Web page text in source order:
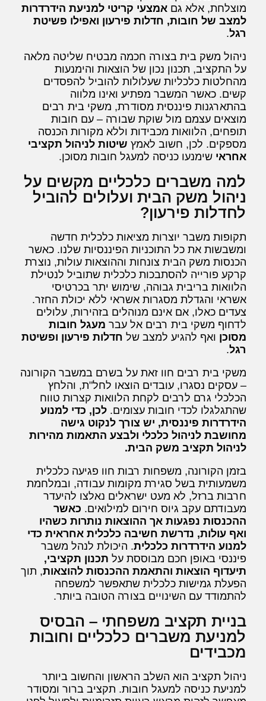
מוצלחת, אלא גם אמצעי קריטי למניעת הידרדרות
למצב של חובות, חדלות פירעון ואפילו פשיטת
רגל.
ניהול משק בית בצורה חכמה מבטיח שליטה מלאה
על התקציב, תכנון נכון של הוצאות והימנעות
מהחלטות כלכליות שעלולות להוביל להפסדים
קשים. כאשר המשבר מפתיע ואינו מלווה
בהתארגנות פיננסית מסודרת, משקי בית רבים
מוצאים עצמם מול שוקת שבורה – עם חובות
תופחים, הלוואות מכבידות וללא מקורות הכנסה
מספקים. לכן, חשוב לאמץ שיטות לניהול תקציבי
אחראי שימנעו כניסה למעגל חובות מסוכן.
למה משברים כלכליים מקשים על
ניהול משק הבית ועלולים להוביל
לחדלות פירעון?
תקופות משבר יוצרות מציאות כלכלית חדשה
ומשבשות את כל התוכניות הפיננסיות שלנו. כאשר
הכנסות משק הבית צונחות וההוצאות עולות, נוצרת
קרקע פורייה להסתבכות כלכלית שתוביל לנטילת
הלוואות בריבית גבוהה, שימוש יתר בכרטיסי
אשראי והגדלת מסגרות אשראי ללא יכולת החזר.
צעדים כאלו, אם אינם מנוהלים בזהירות, עלולים
לדחוף משקי בית רבים אל עבר מעגל חובות
מסוכן ואף להגיע למצב של חדלות פירעון ופשיטת
רגל.
משקי בית רבים חוו זאת על בשרם במשבר הקורונה
– עסקים נסגרו, עובדים הוצאו לחל"ת, והלחץ
הכלכלי גרם לרבים לקחת הלוואות קצרות טווח
שהתגלגלו לכדי חובות עצומים. לכן, כדי למנוע
הידרדרות פיננסית, יש צורך לנקוט גישה
מחושבת לניהול כלכלי ולבצע התאמות מהירות
לניהול תקציב משק הבית.
בזמן הקורונה, משפחות רבות חוו פגיעה כלכלית
משמעותית בשל סגירת מקומות עבודה, ובמלחמת
חרבות ברזל, לא מעט ישראלים נאלצו להיעדר
מעבודתם עקב גיוס חירום למילואים. כאשר
ההכנסות נפגעות אך ההוצאות נותרות כשהיו
ואף עולות, נדרשת חשיבה כלכלית אחראית כדי
למנוע הידרדרות כלכלית. היכולת לנהל משבר
פיננסי באופן חכם מבוססת על תכנון תקציבי,
תיעדוף הוצאות והתאמת ההכנסות להוצאות, תוך
הפעלת גמישות כלכלית שתאפשר למשפחה
להתמודד עם השינויים בצורה הטובה ביותר.
בניית תקציב משפחתי – הבסיס
למניעת משברים כלכליים וחובות
מכבידים
ניהול תקציב הוא השלב הראשון והחשוב ביותר
למניעת כניסה למעגל חובות. תקציב ברור ומסודר